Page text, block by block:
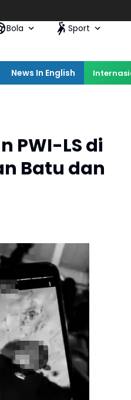
Bola Sport
News In English
PWI-LS di
Batu dan